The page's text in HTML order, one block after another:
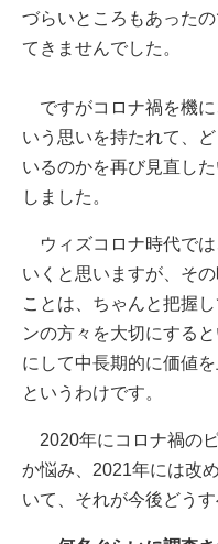
づらいところもあった
てきませんでした。
ですがコロナ禍を機に
いう思いを持たれて、
いるのかを再び見直し
しました。
ウィズコロナ時代では
いくと思いますが、そ
ことは、ちゃんと把握
ンの方々を大切にする
にして中長期的に価値
というわけです。
2020年にコロナ禍の
か悩み、2021年には改
いて、それが今後どう